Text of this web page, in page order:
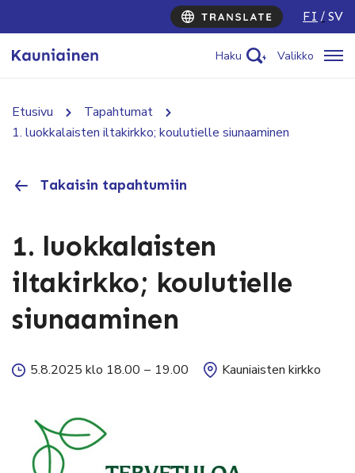
FI SV
Haku Valikko
Etusivu
Tapahtumat
1. luokkalaisten iltakirkko; koulutielle siunaaminen
Takaisin tapahtumiin
1. luokkalaisten
iltakirkko; koulutielle
siunaaminen
5.8.2025 klo 18.00 – 19.00 Kauniaisten kirkko